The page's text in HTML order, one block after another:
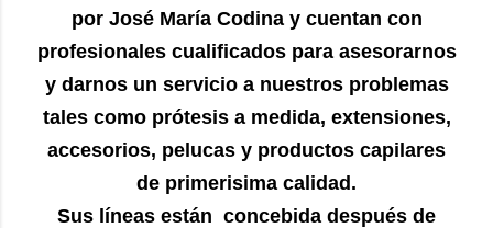
por José María Codina y cuentan con
profesionales cualificados para asesorarnos
y darnos un servicio a nuestros problemas
tales como prótesis a medida, extensiones,
accesorios, pelucas y productos capilares
de primerisima calidad.
Sus líneas están concebida después de